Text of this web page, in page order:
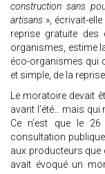
construction sans
artisans », écrivait-
reprise gratuite
organismes, estime
éco-organismes qui
et simple, de la
Le moratoire devait
avant l’été… mais
Ce n’est que le
consultation
aux producteurs que
avait évoqué un